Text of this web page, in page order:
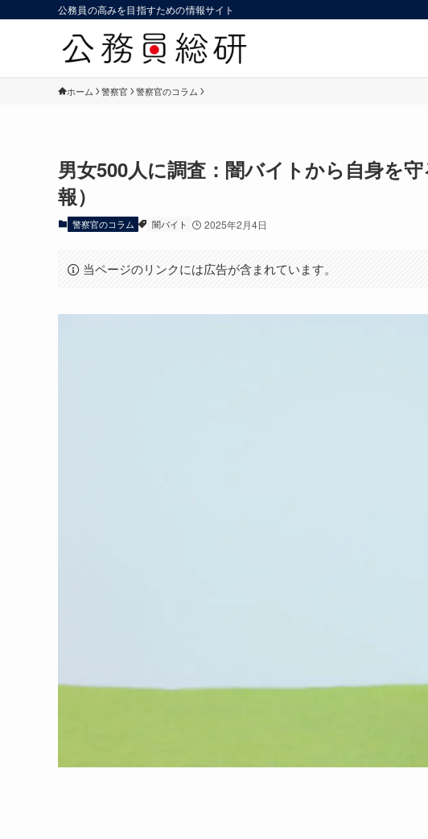
公務員の高みを目指すための情報サイト
ホーム 警察官 警察官のコラム
男女500人に調査：闇バイトから自身を
報）
警察官のコラム 闇バイト 2025年2月4日
当ページのリンクには広告が含まれています。